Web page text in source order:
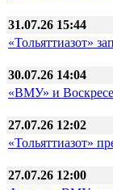
31.07.26 15:44
«Тольяттиазот»
30.07.26 14:04
«ВМУ» и
27.07.26 12:02
«Тольяттиазот»
27.07.26 12:00